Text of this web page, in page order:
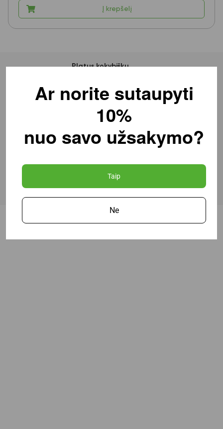
Į krepšelį
Platus kokybiškų
Nemokamas pristatymas
perkantiems nuo 100 Eur
Ar norite sutaupyti
10%
nuo savo užsakymo?
Taip
Ne